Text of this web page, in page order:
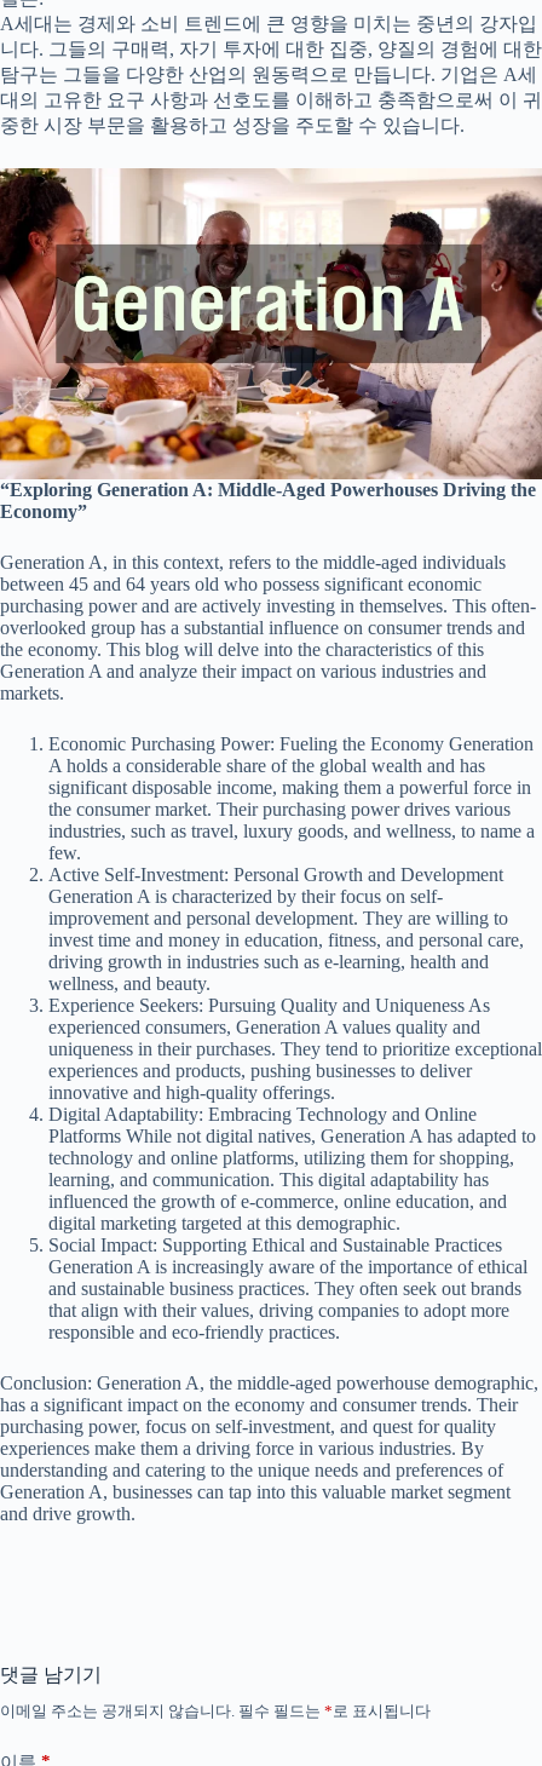
A세대는 경제와 소비 트렌드에 큰 영향을 미치는 중년의 강자입
니다. 그들의 구매력, 자기 투자에 대한 집중, 양질의 경험에 대한
탐구는 그들을 다양한 산업의 원동력으로 만듭니다. 기업은 A세
대의 고유한 요구 사항과 선호도를 이해하고 충족함으로써 이 귀
중한 시장 부문을 활용하고 성장을 주도할 수 있습니다.
“Exploring Generation A: Middle-Aged Powerhouses Driving the
Economy”
Generation A, in this context, refers to the middle-aged individuals
between 45 and 64 years old who possess significant economic
purchasing power and are actively investing in themselves. This often-
overlooked group has a substantial influence on consumer trends and
the economy. This blog will delve into the characteristics of this
Generation A and analyze their impact on various industries and
markets.
Economic Purchasing Power: Fueling the Economy Generation
A holds a considerable share of the global wealth and has
significant disposable income, making them a powerful force in
the consumer market. Their purchasing power drives various
industries, such as travel, luxury goods, and wellness, to name a
few.
Active Self-Investment: Personal Growth and Development
Generation A is characterized by their focus on self-
improvement and personal development. They are willing to
invest time and money in education, fitness, and personal care,
driving growth in industries such as e-learning, health and
wellness, and beauty.
Experience Seekers: Pursuing Quality and Uniqueness As
experienced consumers, Generation A values quality and
uniqueness in their purchases. They tend to prioritize exceptional
experiences and products, pushing businesses to deliver
innovative and high-quality offerings.
Digital Adaptability: Embracing Technology and Online
Platforms While not digital natives, Generation A has adapted to
technology and online platforms, utilizing them for shopping,
learning, and communication. This digital adaptability has
influenced the growth of e-commerce, online education, and
digital marketing targeted at this demographic.
Social Impact: Supporting Ethical and Sustainable Practices
Generation A is increasingly aware of the importance of ethical
and sustainable business practices. They often seek out brands
that align with their values, driving companies to adopt more
responsible and eco-friendly practices.
Conclusion: Generation A, the middle-aged powerhouse demographic,
has a significant impact on the economy and consumer trends. Their
purchasing power, focus on self-investment, and quest for quality
experiences make them a driving force in various industries. By
understanding and catering to the unique needs and preferences of
Generation A, businesses can tap into this valuable market segment
and drive growth.
댓글 남기기
이메일 주소는 공개되지 않습니다. 필수 필드는 * 로 표시됩니다
*